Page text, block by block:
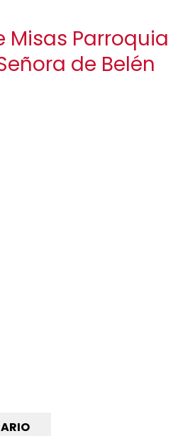
Misas Parroquia
de Belén